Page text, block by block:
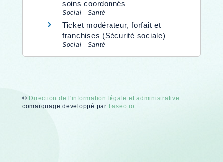
soins coordonnés
Social - Santé
Ticket modérateur, forfait et
franchises (Sécurité sociale)
Social - Santé
© Direction de l'information légale et administrative
comarquage developpé par baseo.io